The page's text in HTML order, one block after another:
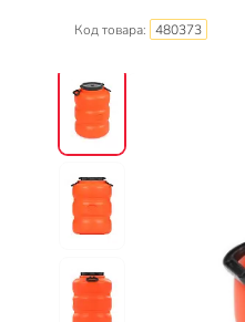
Код товара: 480373